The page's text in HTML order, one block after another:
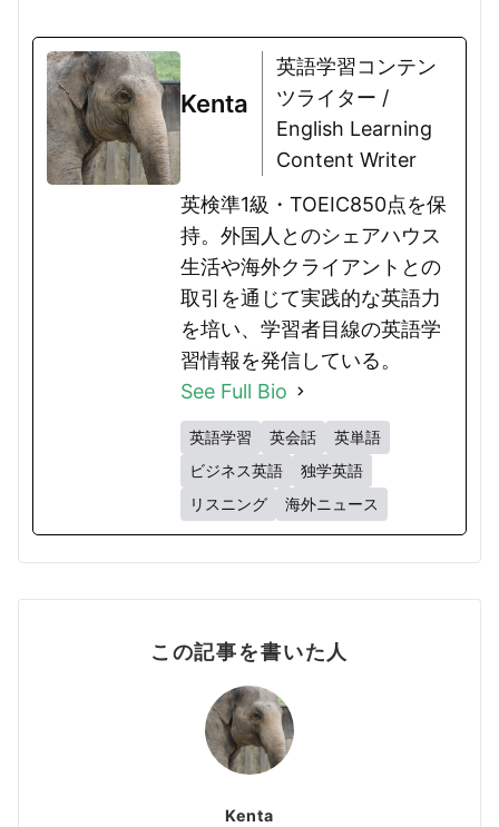
Kenta
英語学習コンテン
ツライター /
English Learning
Content Writer
英検準1級・TOEIC850点を保
持。外国人とのシェアハウス
生活や海外クライアントとの
取引を通じて実践的な英語力
を培い、学習者目線の英語学
習情報を発信している。
See Full Bio
英語学習 英会話
英単語
ビジネス英語
独学英語
リスニング
海外ニュース
この記事を書いた人
Kenta